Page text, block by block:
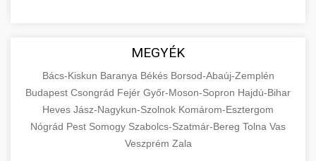
MEGYÉK
Bács-Kiskun Baranya Békés Borsod-Abaúj-Zemplén
Budapest Csongrád Fejér Győr-Moson-Sopron Hajdú-Bihar
Heves Jász-Nagykun-Szolnok Komárom-Esztergom
Nógrád Pest Somogy Szabolcs-Szatmár-Bereg Tolna Vas
Veszprém Zala